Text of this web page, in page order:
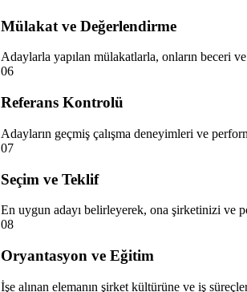
Mülakat ve Değerlendirme
Adaylarla yapılan mülakatlarla, onların beceri
06
Referans Kontrolü
Adayların geçmiş çalışma deneyimleri ve
07
Seçim ve Teklif
En uygun adayı belirleyerek, ona şirketinizi ve
08
Oryantasyon ve Eğitim
İşe alınan elemanın şirket kültürüne ve iş